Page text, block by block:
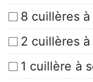
8 cuillères
2 cuillères
1 cuillère à